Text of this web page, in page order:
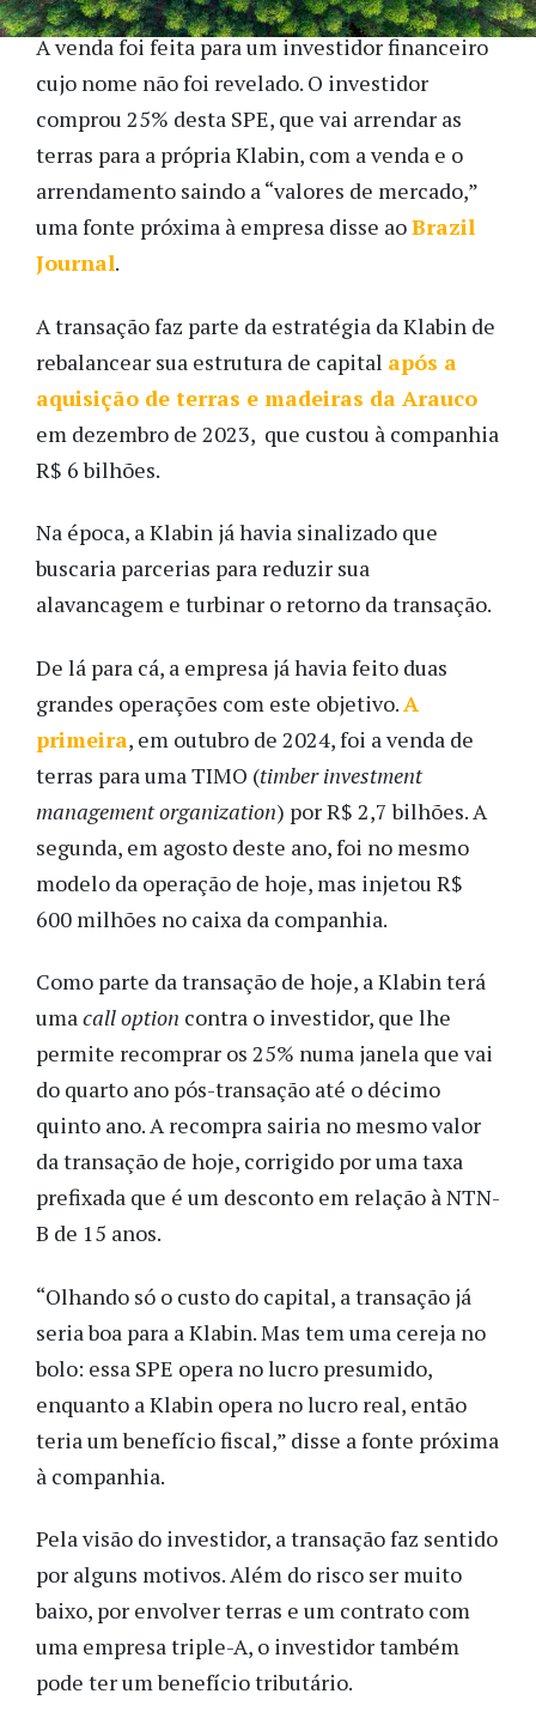
A venda foi feita para um investidor financeiro
cujo nome não foi revelado. O investidor
comprou 25% desta SPE, que vai arrendar as
terras para a própria Klabin, com a venda e o
arrendamento saindo a “valores de mercado,”
uma fonte próxima à empresa disse aoBrazil
Journal.
A transação faz parte da estratégia da Klabin de
rebalancear sua estrutura de capital após a
aquisição de terras e madeiras da Arauco
em dezembro de 2023, que custou à companhia
R$ 6 bilhões.
Na época, a Klabin já havia sinalizado que
buscaria parcerias para reduzir sua
alavancagem e turbinar o retorno da transação.
De lá para cá, a empresa já havia feito duas
grandes operações com este objetivo.A
primeira, em outubro de 2024, foi a venda de
terras para uma TIMO (timber investment
management organization) por R$ 2,7 bilhões. A
segunda, em agosto deste ano, foi no mesmo
modelo da operação de hoje, mas injetou R$
600 milhões no caixa da companhia.
Como parte da transação de hoje, a Klabin terá
umacall option contra o investidor, que lhe
permite recomprar os 25% numa janela que vai
do quarto ano pós-transação até o décimo
quinto ano. A recompra sairia no mesmo valor
da transação de hoje, corrigido por uma taxa
prefixada que é um desconto em relação à NTN-
B de 15 anos.
“Olhando só o custo do capital, a transação já
seria boa para a Klabin. Mas tem uma cereja no
bolo: essa SPE opera no lucro presumido,
enquanto a Klabin opera no lucro real, então
teria umbenefíciofiscal,” disse a fonte próxima
à companhia.
Pela visão do investidor, a transação faz sentido
por alguns motivos. Além do risco ser muito
baixo, por envolver terras e um contrato com
uma empresa triple-A, o investidor também
pode ter um benefício tributário.